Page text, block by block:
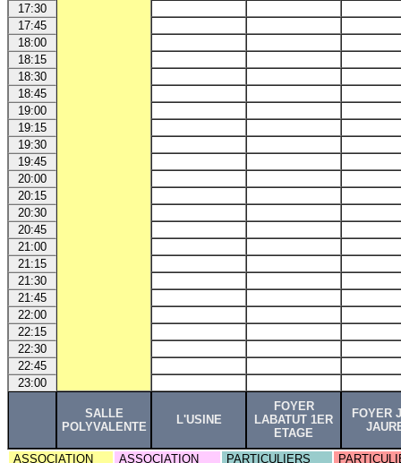
17:30
17:45
18:00
18:15
18:30
18:45
19:00
19:15
19:30
19:45
20:00
20:15
20:30
20:45
21:00
21:15
21:30
21:45
22:00
22:15
22:30
22:45
23:00
SALLE
POLYVALENTE
L'USINE
FOYER
LABATUT 1ER
ETAGE
FOYER
ASSOCIATION ASSOCIATION PARTICULIERS